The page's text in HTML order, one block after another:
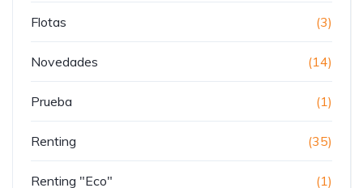
Flotas (3)
Novedades (14)
Prueba (1)
Renting (35)
Renting "Eco" (1)